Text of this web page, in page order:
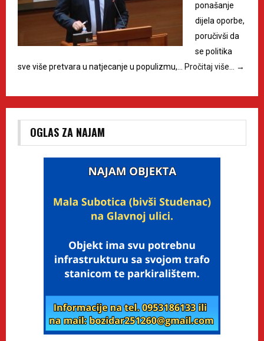
ponašanje
dijela oporbe,
poručivši da
se politika
sve više pretvara u natjecanje u populizmu,…
Pročitaj više… →
OGLAS ZA NAJAM